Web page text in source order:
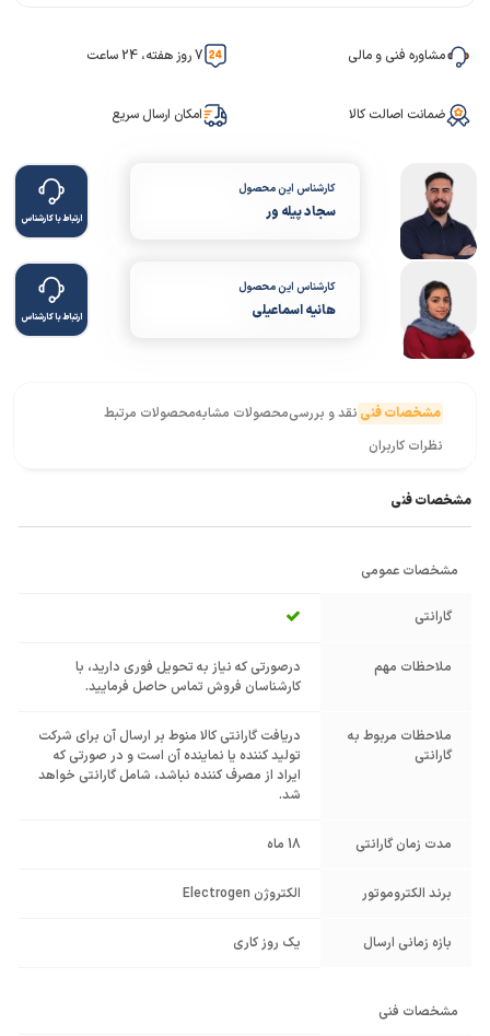
مشاوره فنی و مالی 7 روز هفته، 24 ساعت
ضمانت اصالت کالا امکان ارسال سریع
کارشناس این محصول
سجاد پیله ور ارتباط با کارشناس
کارشناس این محصول
هانیه اسماعیلی ارتباط با کارشناس
مشخصات فنی نقد و بررسیمحصولات مشابهمحصولات مرتبط
نظرات کاربران
مشخصات فنی
مشخصات عمومی
گارانتی
ملاحظات مهم
درصورتی که نیاز به تحویل فوری دارید، با
کارشناسان فروش تماس حاصل فرمایید.
ملاحظات مربوط به
گارانتی
دریافت گارانتی کالا منوط بر ارسال آن برای شرکت
تولید کننده یا نماینده آن است و در صورتی که
ایراد از مصرف کننده نباشد، شامل گارانتی خواهد
شد.
مدت زمان گارانتی 18 ماه
برند الکتروموتور الکتروژن Electrogen
بازه زمانی ارسال یک روز کاری
مشخصات فنی